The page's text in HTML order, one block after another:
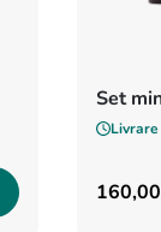
Set
160,00